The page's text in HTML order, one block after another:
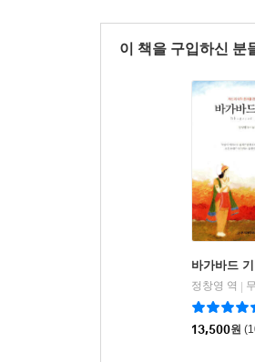
이 책을 구입하신 분
바가바드
정창영 역
13,500원